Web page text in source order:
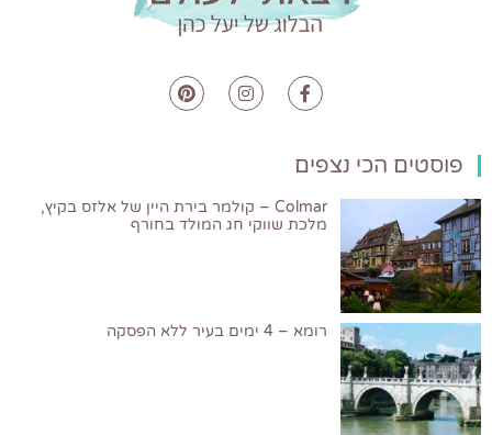
הכי נצפים
Colmar – קולמר בירת היין של אלזס בקיץ,
מלכת שווקי חג המולד בחורף
רומא – 4 ימים בעיר ללא הפסקה